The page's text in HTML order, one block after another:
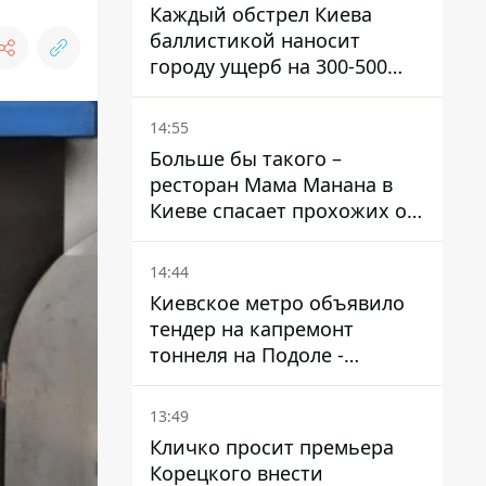
Каждый обстрел Киева
баллистикой наносит
городу ущерб на 300-500
миллионов - Петр
Пантелеев
14:55
Больше бы такого –
ресторан Мама Манана в
Киеве спасает прохожих от
жары
14:44
Киевское метро объявило
тендер на капремонт
тоннеля на Подоле -
продлится почти два года
13:49
Кличко просит премьера
Корецкого внести